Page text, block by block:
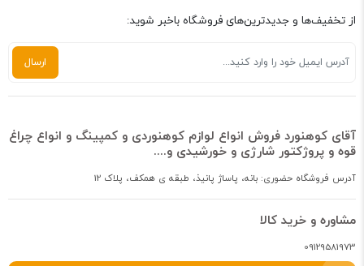
از تخفیف‌ها و جدیدترین‌های فروشگاه باخبر شوید:
آقای کوهنورد فروش انواع لوازم کوهنوردی و کمپینگ و انواع چراغ
قوه و پروژکتور شارژی و خورشیدی و....
آدرس فروشگاه حضوری: بانه، پاساژ پانیذ، طبقه ی همکف، پلاک 12
مشاوره و خرید کالا
09129581973